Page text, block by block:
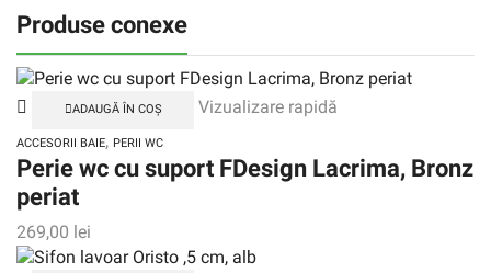
Produse conexe
ADAUGĂ ÎN COȘ Vizualizare rapidă
ACCESORII BAIE, PERII WC
Perie wc cu suport FDesign Lacrima, Bronz
periat
269,00 lei